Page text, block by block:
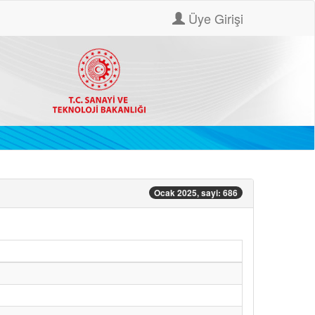
Üye Girişi
Ocak 2025, sayi: 686